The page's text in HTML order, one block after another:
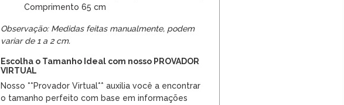
Comprimento 65 cm
Observação: Medidas feitas manualmente, podem
variar de 1 a 2 cm.
Escolha o Tamanho Ideal com nosso PROVADOR
VIRTUAL
Nosso **Provador Virtual** auxilia você a encontrar
o tamanho perfeito com base em informações